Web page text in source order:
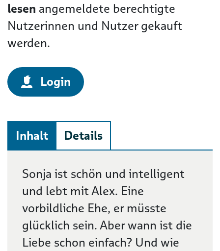
lesen angemeldete berechtigte
Nutzerinnen und Nutzer gekauft
werden.
Login
Inhalt Details
Beschreibung
Sonja ist schön und intelligent
und lebt mit Alex. Eine
vorbildliche Ehe, er müsste
glücklich sein. Aber wann ist die
Liebe schon einfach? Und wie